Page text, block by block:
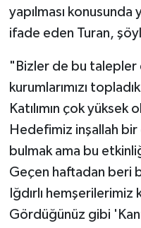
yapılması
ifade eden Turan,
"Bizler de bu
kurumlarımızı
Katılımın çok
Hedefimiz inşallah bir
bulmak ama bu
Geçen haftadan beri
Iğdırlı hemşerilerimiz
Gördüğünüz gibi